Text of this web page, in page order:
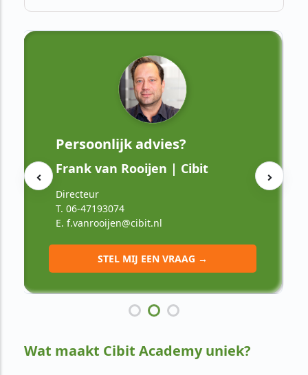
Persoonlijk advies?
Frank van Rooijen | Cibit
Directeur
T. 06-47193074
E. f.vanrooijen@cibit.nl
STEL MIJ EEN VRAAG →
Wat maakt Cibit Academy uniek?